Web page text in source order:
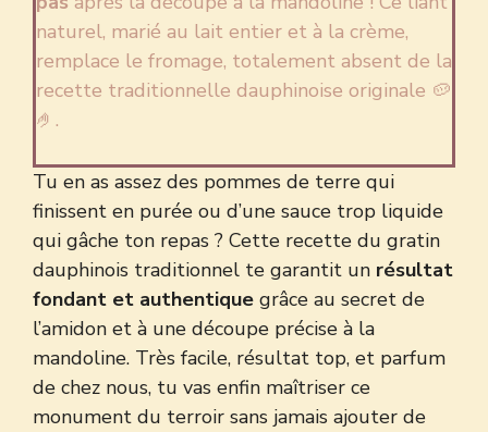
naturel, marié au lait entier et à la crème,
remplace le fromage, totalement absent de la
recette traditionnelle dauphinoise originale 🥔
🤌.
Tu en as assez des pommes de terre qui
finissent en purée ou d’une sauce trop liquide
qui gâche ton repas ? Cette recette du gratin
dauphinois traditionnel te garantit un résultat
fondant et authentique grâce au secret de
l’amidon et à une découpe précise à la
mandoline. Très facile, résultat top, et parfum
de chez nous, tu vas enfin maîtriser ce
monument du terroir sans jamais ajouter de